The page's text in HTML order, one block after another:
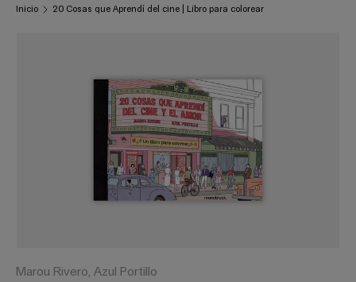
Inicio 20 Cosas que Aprendí del cine | Libro para colorear
Marou Rivero, Azul Portillo